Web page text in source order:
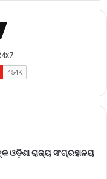
ଓଡ଼ିଶା ରାଜ୍ୟ ସଂଗ୍ରହାଳୟ